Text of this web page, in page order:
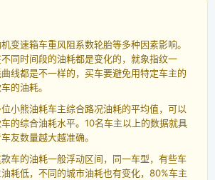
变速箱车重风阻系数轮胎等多种因素影响。
同时间段的油耗都是变化的，就象指纹一
线都是不一样的，买车要避免用特定车主的
的油耗。
小熊油耗车主综合路况油耗的平均值，可以
的综合油耗水平。10名车主以上的数据就具
友数量越大越准确。
车的油耗一般浮动区间，同一车型，有些车
耗低，不同的城市油耗也有变化，80%车主